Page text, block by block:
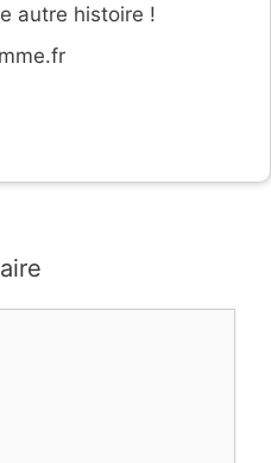
autre histoire !